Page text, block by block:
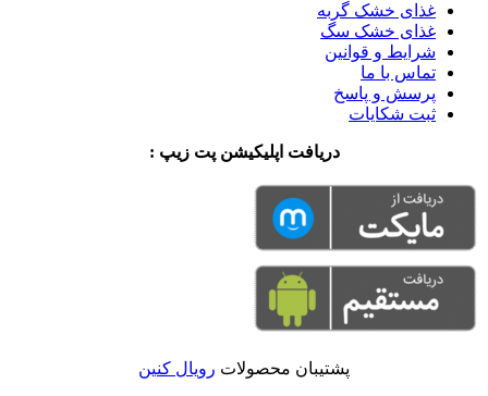
غذای خشک گربه
غذای خشک سگ
شرایط و قوانین
تماس با ما
پرسش و پاسخ
ثبت شکایات
دریافت اپلیکیشن پت زیپ :
پشتیبان محصولات رویال کنین